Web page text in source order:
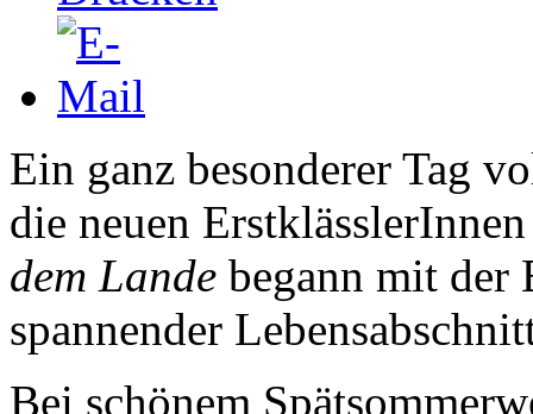
Ein ganz besonderer Tag
die neuen
dem Lande begann mit der
spannender
Bei schönem